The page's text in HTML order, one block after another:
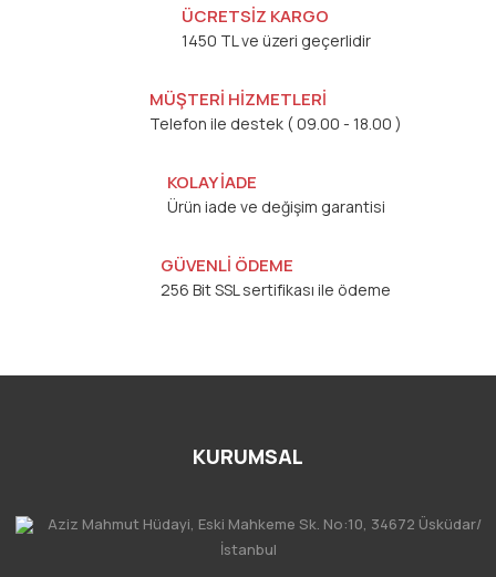
ÜCRETSİZ KARGO
1450 TL ve üzeri geçerlidir
MÜŞTERİ HİZMETLERİ
Telefon ile destek ( 09.00 - 18.00 )
KOLAY İADE
Ürün iade ve değişim garantisi
GÜVENLİ ÖDEME
256 Bit SSL sertifikası ile ödeme
KURUMSAL
Aziz Mahmut Hüdayi, Eski Mahkeme Sk. No:10, 34672 Üsküdar/
İstanbul